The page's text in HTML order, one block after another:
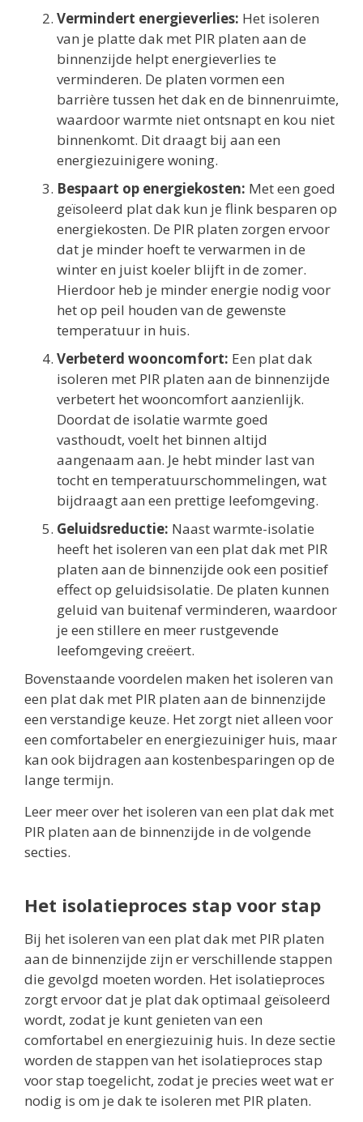
Vermindert energieverlies: Het isoleren
van je platte dak met PIR platen aan de
binnenzijde helpt energieverlies te
verminderen. De platen vormen een
barrière tussen het dak en de binnenruimte,
waardoor warmte niet ontsnapt en kou niet
binnenkomt. Dit draagt bij aan een
energiezuinigere woning.
Bespaart op energiekosten: Met een goed
geïsoleerd plat dak kun je flink besparen op
energiekosten. De PIR platen zorgen ervoor
dat je minder hoeft te verwarmen in de
winter en juist koeler blijft in de zomer.
Hierdoor heb je minder energie nodig voor
het op peil houden van de gewenste
temperatuur in huis.
Verbeterd wooncomfort: Een plat dak
isoleren met PIR platen aan de binnenzijde
verbetert het wooncomfort aanzienlijk.
Doordat de isolatie warmte goed
vasthoudt, voelt het binnen altijd
aangenaam aan. Je hebt minder last van
tocht en temperatuurschommelingen, wat
bijdraagt aan een prettige leefomgeving.
Geluidsreductie: Naast warmte-isolatie
heeft het isoleren van een plat dak met PIR
platen aan de binnenzijde ook een positief
effect op geluidsisolatie. De platen kunnen
geluid van buitenaf verminderen, waardoor
je een stillere en meer rustgevende
leefomgeving creëert.
Bovenstaande voordelen maken het isoleren van
een plat dak met PIR platen aan de binnenzijde
een verstandige keuze. Het zorgt niet alleen voor
een comfortabeler en energiezuiniger huis, maar
kan ook bijdragen aan kostenbesparingen op de
lange termijn.
Leer meer over het isoleren van een plat dak met
PIR platen aan de binnenzijde in de volgende
secties.
Het isolatieproces stap voor stap
Bij het isoleren van een plat dak met PIR platen
aan de binnenzijde zijn er verschillende stappen
die gevolgd moeten worden. Het isolatieproces
zorgt ervoor dat je plat dak optimaal geïsoleerd
wordt, zodat je kunt genieten van een
comfortabel en energiezuinig huis. In deze sectie
worden de stappen van het isolatieproces stap
voor stap toegelicht, zodat je precies weet wat er
nodig is om je dak te isoleren met PIR platen.